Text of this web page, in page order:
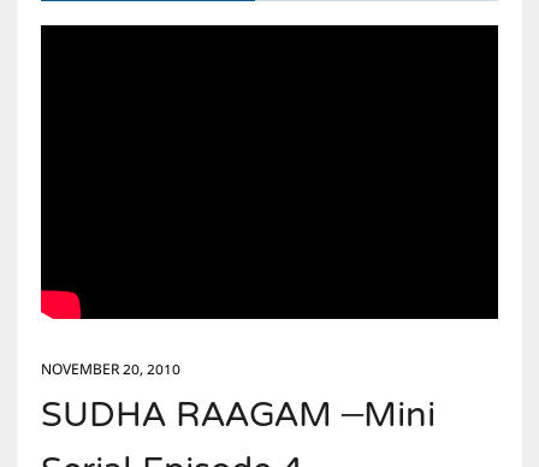
NOVEMBER 20, 2010
SUDHA RAAGAM –Mini